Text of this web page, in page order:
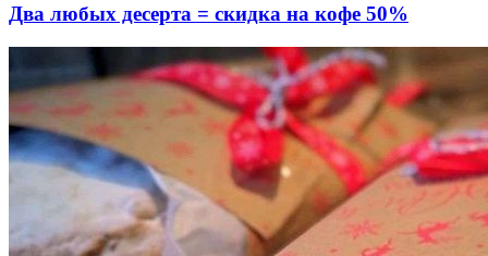
Два любых десерта = скидка на кофе 50%